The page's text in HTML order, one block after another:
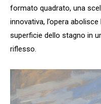
formato quadrato, una
innovativa, l’opera
superficie dello stagno in
riflesso.